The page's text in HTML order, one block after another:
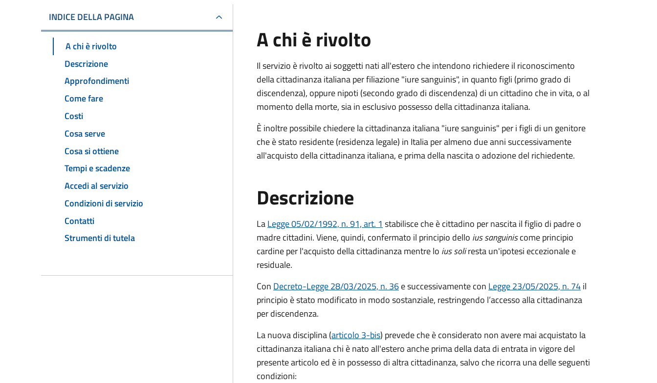
INDICE DELLA PAGINA
A chi è rivolto
Descrizione
Approfondimenti
Come fare
Costi
Cosa serve
Cosa si ottiene
Tempi e scadenze
Accedi al servizio
Condizioni di servizio
Contatti
Strumenti di tutela
A chi è rivolto
Il servizio è rivolto ai soggetti nati all'estero che intendono richiedere il riconoscimento
della cittadinanza italiana per filiazione "iure sanguinis", in quanto figli (primo grado di
discendenza), oppure nipoti (secondo grado di discendenza) di un cittadino che in vita, o al
momento della morte, sia in esclusivo possesso della cittadinanza italiana.
È inoltre possibile chiedere la cittadinanza italiana "iure sanguinis" per i figli di un genitore
che è stato residente (residenza legale) in Italia per almeno due anni successivamente
all'acquisto della cittadinanza italiana, e prima della nascita o adozione del richiedente.
Descrizione
LaLegge 05/02/1992, n. 91, art. 1 stabilisce che è cittadino per nascita il figlio di padre o
madre cittadini. Viene, quindi, confermato il principio dello ius sanguiniscome principio
cardine per l'acquisto della cittadinanza mentre lo ius soliresta un'ipotesi eccezionale e
residuale.
Con Decreto-Legge 28/03/2025, n. 36e successivamente con Legge 23/05/2025, n. 74il
principio è stato modificato in modo sostanziale, restringendo l’accesso alla cittadinanza
per discendenza.
La nuova disciplina (articolo 3-bis) prevede cheèconsiderato non avere mai acquistato la
cittadinanza italiana chi è nato all'estero anche prima della data di entrata in vigore del
presente articolo ed è in possesso di altra cittadinanza, salvo che ricorra una delle seguenti
condizioni: